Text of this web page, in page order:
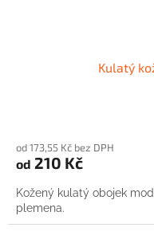
Kulatý
od 173,55 Kč bez DPH
od 210 Kč
Kožený kulatý obojek
plemena.